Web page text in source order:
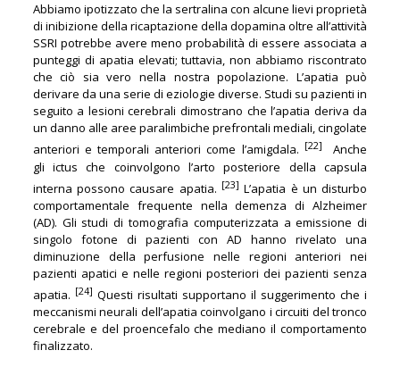
Abbiamo ipotizzato che la sertralina con alcune lievi proprietà
di inibizione della ricaptazione della dopamina oltre all’attività
SSRI potrebbe avere meno probabilità di essere associata a
punteggi di apatia elevati; tuttavia, non abbiamo riscontrato
che ciò sia vero nella nostra popolazione. L’apatia può
derivare da una serie di eziologie diverse. Studi su pazienti in
seguito a lesioni cerebrali dimostrano che l’apatia deriva da
un danno alle aree paralimbiche prefrontali mediali, cingolate
anteriori e temporali anteriori come l’amigdala. [22] Anche
gli ictus che coinvolgono l’arto posteriore della capsula
interna possono causare apatia. [23]L’apatia è un disturbo
comportamentale frequente nella demenza di Alzheimer
(AD). Gli studi di tomografia computerizzata a emissione di
singolo fotone di pazienti con AD hanno rivelato una
diminuzione della perfusione nelle regioni anteriori nei
pazienti apatici e nelle regioni posteriori dei pazienti senza
apatia. [24] Questi risultati supportano il suggerimento che i
meccanismi neurali dell’apatia coinvolgano i circuiti del tronco
cerebrale e del proencefalo che mediano il comportamento
finalizzato.